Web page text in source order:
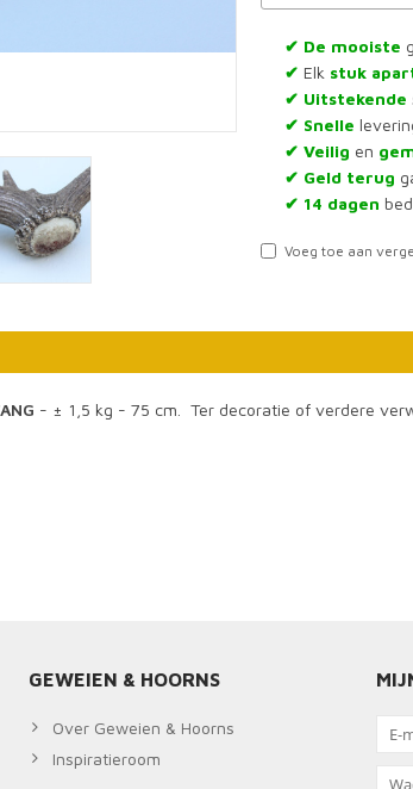
✔ De mooiste
✔ Elk stuk
✔ Uitstekende
✔ Snelle
✔ Veilig en
✔ Geld terug
✔ 14 dagen
Voeg toe aan
- ± 1,5 kg - 75 cm. Ter decoratie of verdere
GEWEIEN & HOORNS
Over Geweien & Hoorns
Inspiratieroom